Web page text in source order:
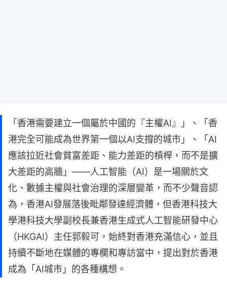
「香港需要建立一個屬於中國的『主權AI』」、「香
港完全可能成為世界第一個以AI支撐的城市」、「AI
應該拉近社會貧富差距、能力差距的槓桿，而不是擴
大差距的高牆」——人工智能（AI）是一場關於文
化、數據主權與社會治理的深層變革，而不少聲音認
為，香港AI發展落後毗鄰發達經濟體，但香港科技大
學港科技大學副校長兼香港生成式人工智能研發中心
（HKGAI）主任郭毅可，始終對香港充滿信心，並且
持續不斷地在媒體的專欄和專訪當中，提出對於香港
成為「AI城市」的各種構想。